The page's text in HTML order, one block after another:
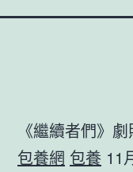
《繼續者們》劇
包養網 包養 11